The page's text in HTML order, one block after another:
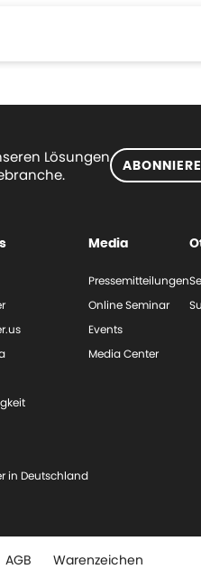
Lösungen
in Deutschland
Media
Pressemitteilungen
Online Seminar
Events
Media Center
AGB Warenzeichen